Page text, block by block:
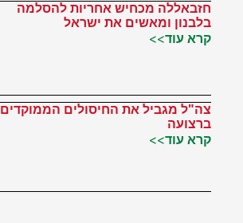
חזבאללה מכחיש אחריות להסלמה
בלבנון ומאשים את ישראל
קרא עוד>>
צה"ל מגביל את החיסולים הממוקדים
ברצועה
קרא עוד>>